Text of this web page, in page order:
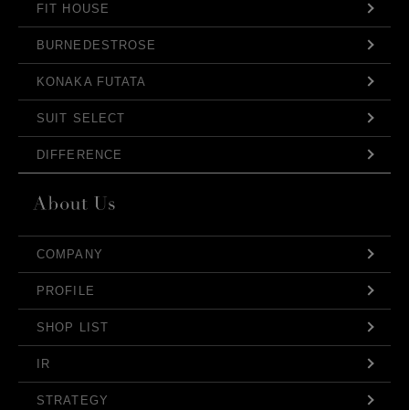
FIT HOUSE
BURNEDESTROSE
KONAKA FUTATA
SUIT SELECT
DIFFERENCE
COMPANY
PROFILE
SHOP LIST
IR
STRATEGY